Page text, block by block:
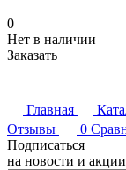
0
Нет в наличии
Заказать
Главная
Отзывы
0
Подписаться
на новости и акции